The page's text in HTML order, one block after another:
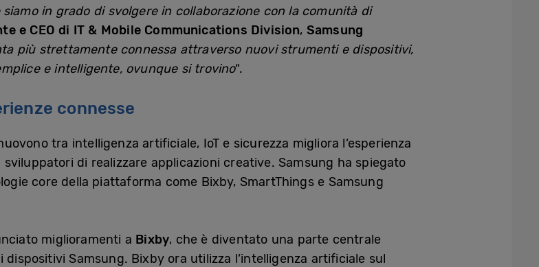
in grado di svolgere in collaborazione con la comunità di
e CEO di IT & Mobile Communications Division, Samsung
più strettamente connessa attraverso nuovi strumenti e dispositivi,
e intelligente, ovunque si trovino“.
connesse
tra intelligenza artificiale, IoT e sicurezza migliora l’esperienza
di realizzare applicazioni creative. Samsung ha spiegato
core della piattaforma come Bixby, SmartThings e Samsung
miglioramenti a Bixby, che è diventato una parte centrale
Samsung. Bixby ora utilizza l’intelligenza artificiale sul